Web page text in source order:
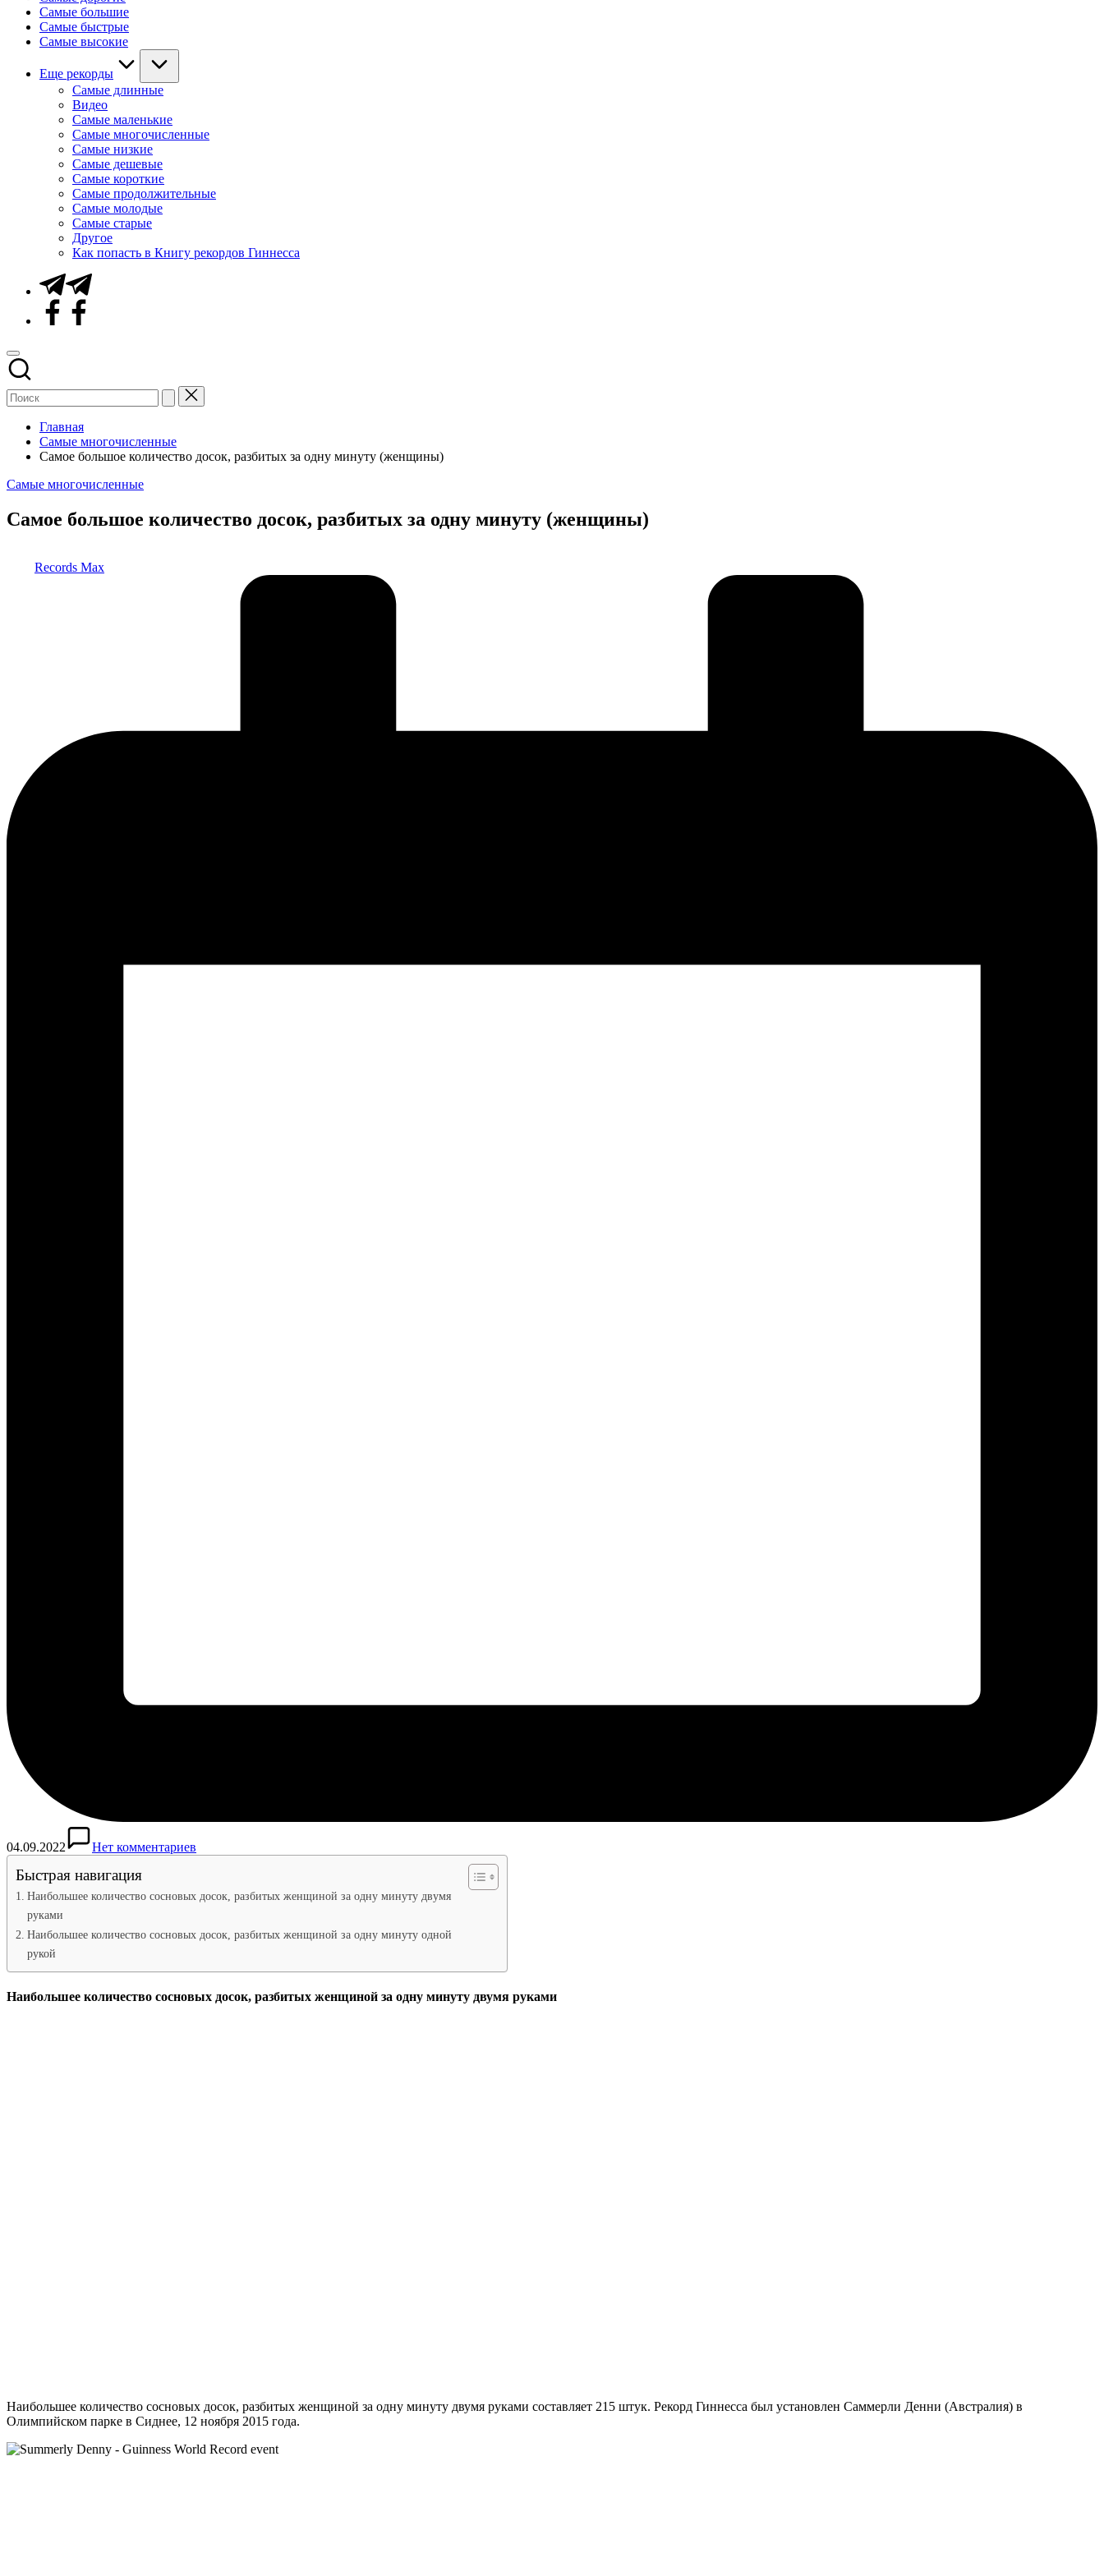
Самые большие
Самые быстрые
Самые высокие
Еще рекорды
Самые длинные
Видео
Самые маленькие
Самые многочисленные
Самые низкие
Самые дешевые
Самые короткие
Самые продолжительные
Самые молодые
Самые старые
Другое
Как попасть в Книгу рекордов Гиннесса
Telegram
Facebook
Главная
Самые многочисленные
Самое большое количество досок, разбитых за одну минуту (женщины)
Опубликовано
Самые многочисленные
Самое большое количество досок, разбитых за одну минуту (женщины)
Records Max
04.09.2022 Нет комментариев
Быстрая навигация
Наибольшее количество сосновых досок, разбитых женщиной за одну минуту двумя
руками
Наибольшее количество сосновых досок, разбитых женщиной за одну минуту одной
рукой
Наибольшее количество сосновых досок, разбитых женщиной за одну минуту двумя руками
Наибольшее количество сосновых досок, разбитых женщиной за одну минуту двумя руками составляет 215 штук. Рекорд Гиннесса был установлен Саммерли Денни (Австралия) в
Олимпийском парке в Сиднее, 12 ноября 2015 года.